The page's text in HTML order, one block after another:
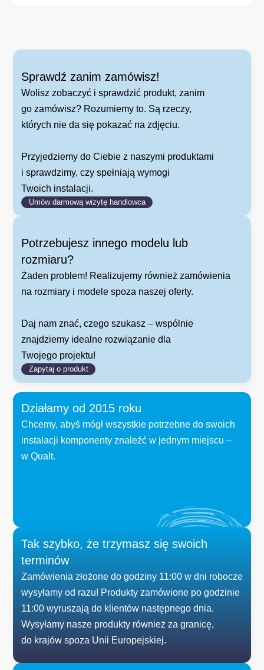
Sprawdź zanim zamówisz!
Wolisz zobaczyć i sprawdzić produkt, zanim
go zamówisz? Rozumiemy to. Są rzeczy,
których nie da się pokazać na zdjęciu.
Przyjedziemy do Ciebie z naszymi produktami
i sprawdzimy, czy spełniają wymogi
Twoich instalacji.
Umów darmową wizytę handlowca
Potrzebujesz innego modelu lub
rozmiaru?
Żaden problem! Realizujemy również zamówienia
na rozmiary i modele spoza naszej oferty.
Daj nam znać, czego szukasz – wspólnie
znajdziemy idealne rozwiązanie dla
Twojego projektu!
Zapytaj o produkt
Działamy od 2015 roku
Chcemy, abyś mógł wszystkie potrzebne do swoich
instalacji komponenty znaleźć w jednym miejscu –
w Qualt.
Tak szybko, że trzymasz się swoich
terminów
Zamówienia złożone do godziny 11:00 w dni robocze
wysyłamy od razu! Produkty zamówione po godzinie
11:00 wyruszają do klientów następnego dnia.
Wysyłamy nasze produkty również za granicę,
do krajów spoza Unii Europejskiej.